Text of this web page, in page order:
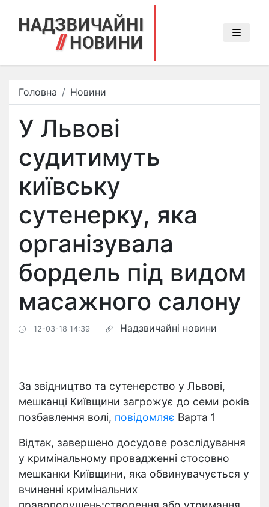
Головна Новини
У Львові
судитимуть
київську
сутенерку, яка
організувала
бордель під видом
масажного салону
12-03-18 14:39 Надзвичайні новини
За звідництво та сутенерство у Львові,
мешканці Київщини загрожує до семи років
позбавлення волі, повідомляє Варта 1
Відтак, завершено досудове розслідування
у кримінальному провадженні стосовно
мешканки Київщини, яка обвинувачується у
вчиненні кримінальних